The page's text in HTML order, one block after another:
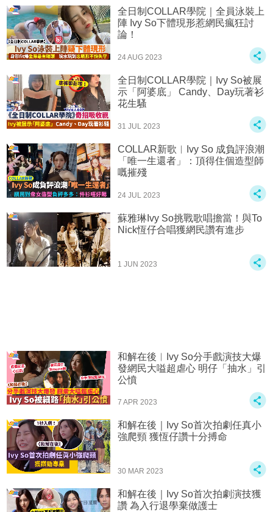
全日制COLLAR學院｜全員泳裝上
陣 Ivy So下體現形惹網民瘋狂討
論！
24 AUG 2023
全日制COLLAR學院｜Ivy So被展
示「阿婆底」 Candy、Day玩著衫
花生騷
31 JUL 2023
COLLAR新歌︳Ivy So 成負評浪潮
「唯一生還者」：頂得住個造型師
嘅摧殘
24 JUL 2023
蘇雅琳Ivy So挑戰歌唱擔當！與To
Nick恆仔合唱獲網民讚有進步
1 JUN 2023
和解在後︱Ivy So分手戲演技大爆
發網民大嗌超虐心 明仔「抽水」引
公憤
7 APR 2023
和解在後｜Ivy So首次拍劇任真小
強爬頸 獲恆仔讚十分搏命
30 MAR 2023
和解在後｜Ivy So首次拍劇演技獲
讚 為入行退學棄做護士